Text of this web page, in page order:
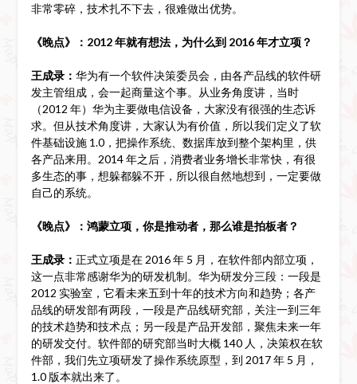
非常零碎，技术扎不下去，很难做出优势。
《晚点》：2012 年就有想法，为什么到 2016 年才立项？
王成录： 华为有一个软件决策委员会，由各产品线的软件研
发主管组成，会一起商量这个事。从业务角度讲，当时
（2012 年）华为主要做电信设备，大家没有很强的生态诉
求。但从技术角度讲，大家认为有价值，所以我们定义了软
件基础设施 1.0，把操作系统、数据库放到整个架构里，供
各产品来用。2014 年之后，消费者业务增长非常快，有很
多生态的事，想躲都躲不开，所以很自然地想到，一定要做
自己的系统。
《晚点》：鸿蒙立项，你是推动者，那么谁是拍板者？
王成录： 正式立项是在 2016 年 5 月，在软件部内部立项，
这一点非常感谢华为的研发机制。华为研发分三段：一段是
2012 实验室，它看未来五到十年的技术方向和趋势；各产
品线的研发部有两段，一段是产品线研究部，关注一到三年
的技术趋势和技术点；另一段是产品开发部，聚焦未来一年
的研发交付。软件部的研究部当时大概 140 人，决策权在软
件部，我们先立项研发了操作系统原型，到 2017 年 5 月，
1.0 版本就出来了。